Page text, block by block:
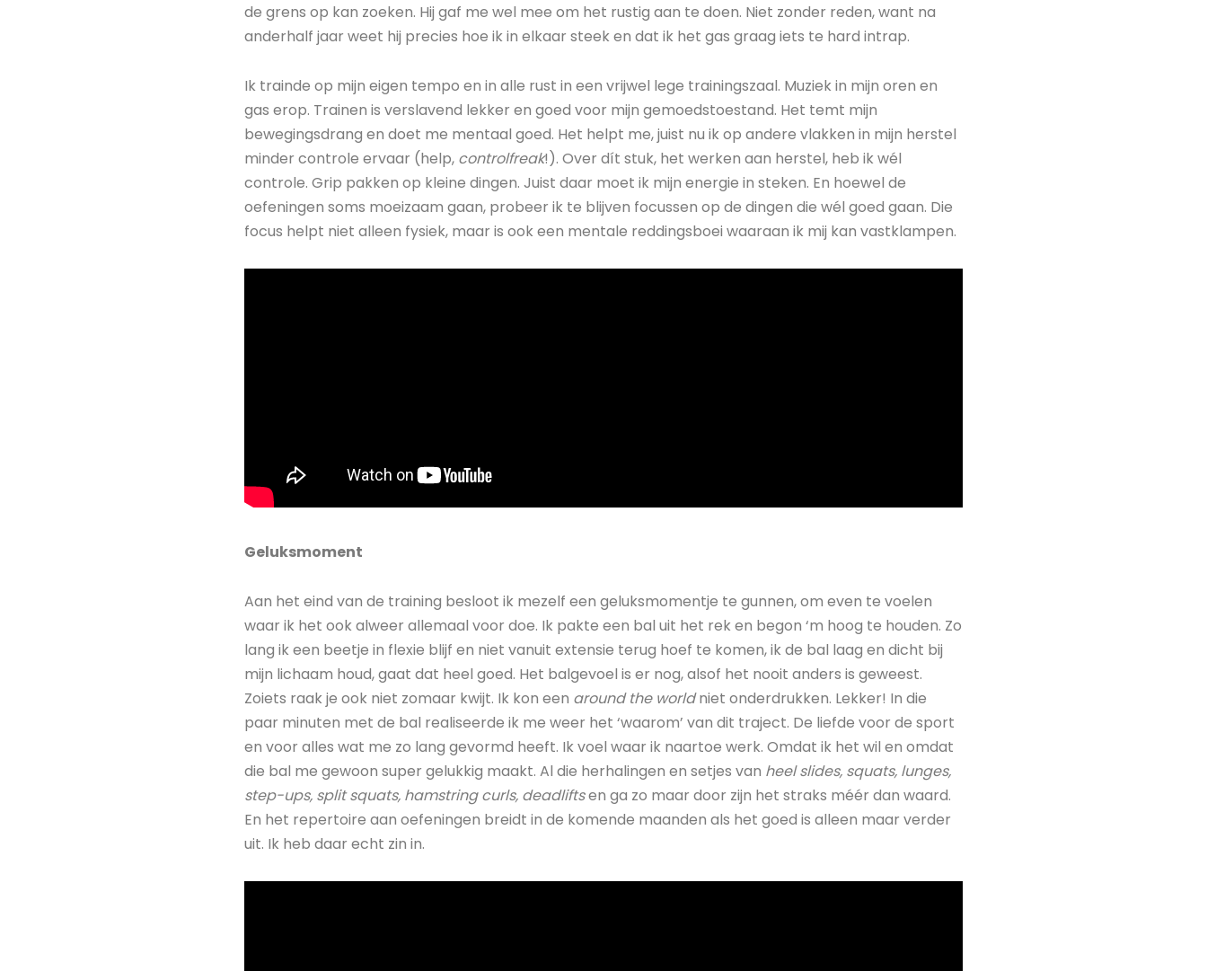
de grens op kan zoeken. Hij gaf me wel mee om het rustig aan te doen. Niet zonder reden, want na
anderhalf jaar weet hij precies hoe ik in elkaar steek en dat ik het gas graag iets te hard intrap.
Ik trainde op mijn eigen tempo en in alle rust in een vrijwel lege trainingszaal. Muziek in mijn oren en
gas erop. Trainen is verslavend lekker en goed voor mijn gemoedstoestand. Het temt mijn
bewegingsdrang en doet me mentaal goed. Het helpt me, juist nu ik op andere vlakken in mijn herstel
minder controle ervaar (help, controlfreak!). Over dít stuk, het werken aan herstel, heb ik wél
controle. Grip pakken op kleine dingen. Juist daar moet ik mijn energie in steken. En hoewel de
oefeningen soms moeizaam gaan, probeer ik te blijven focussen op de dingen die wél goed gaan. Die
focus helpt niet alleen fysiek, maar is ook een mentale reddingsboei waaraan ik mij kan vastklampen.
Geluksmoment
Aan het eind van de training besloot ik mezelf een geluksmomentje te gunnen, om even te voelen
waar ik het ook alweer allemaal voor doe. Ik pakte een bal uit het rek en begon ‘m hoog te houden. Zo
lang ik een beetje in flexie blijf en niet vanuit extensie terug hoef te komen, ik de bal laag en dicht bij
mijn lichaam houd, gaat dat heel goed. Het balgevoel is er nog, alsof het nooit anders is geweest.
Zoiets raak je ook niet zomaar kwijt. Ik kon een around the worldniet onderdrukken. Lekker! In die
paar minuten met de bal realiseerde ik me weer het ‘waarom’ van dit traject. De liefde voor de sport
en voor alles wat me zo lang gevormd heeft. Ik voel waar ik naartoe werk. Omdat ik het wil en omdat
die bal me gewoon super gelukkig maakt. Al die herhalingen en setjes van heel slides, squats, lunges,
step-ups, split squats, hamstring curls, deadliftsen ga zo maar door zijn het straks méér dan waard.
En het repertoire aan oefeningen breidt in de komende maanden als het goed is alleen maar verder
uit. Ik heb daar echt zin in.